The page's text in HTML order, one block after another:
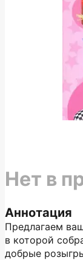
Аннотация
Предлагаем
в которой
добрые
Нет в